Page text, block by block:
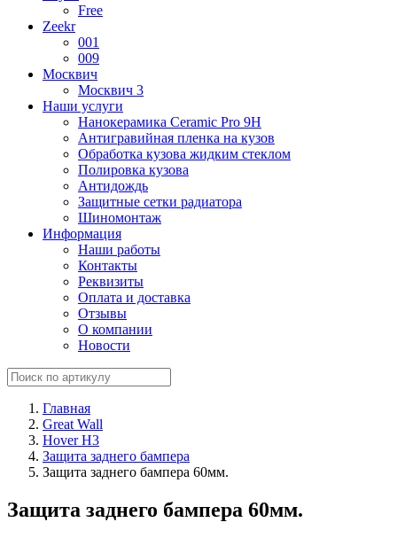
Free
Zeekr
001
009
Москвич
Москвич 3
Наши услуги
Нанокерамика Ceramic Pro 9H
Антигравийная пленка на кузов
Обработка кузова жидким стеклом
Полировка кузова
Антидождь
Защитные сетки радиатора
Шиномонтаж
Информация
Наши работы
Контакты
Реквизиты
Оплата и доставка
Отзывы
О компании
Новости
Главная
Great Wall
Hover H3
Защита заднего бампера
Защита заднего бампера 60мм.
Защита заднего бампера 60мм.